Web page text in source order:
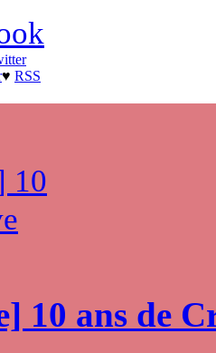
♥ RSS
10 ans de